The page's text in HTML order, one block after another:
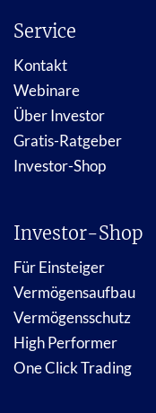
Service
Kontakt
Webinare
Über Investor
Gratis-Ratgeber
Investor-Shop
Investor-Shop
Für Einsteiger
Vermögensaufbau
Vermögensschutz
High Performer
One Click Trading